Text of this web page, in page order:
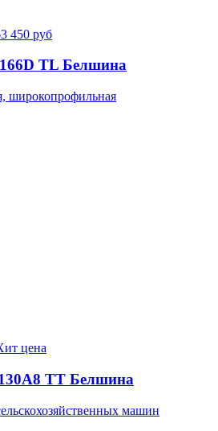
450 руб
TL Белшина
широкопрофильная
цена
TT Белшина
машин